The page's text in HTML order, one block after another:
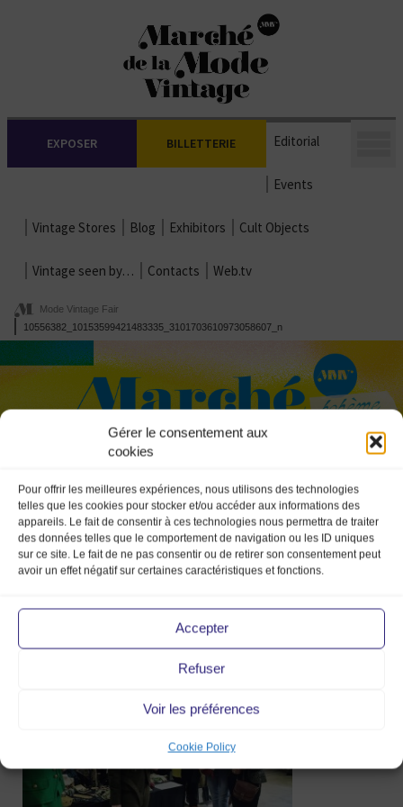
Gérer le consentement aux
cookies
Pour offrir les meilleures expériences, nous utilisons des technologies
telles que les cookies pour stocker et/ou accéder aux informations des
appareils. Le fait de consentir à ces technologies nous permettra de traiter
des données telles que le comportement de navigation ou les ID uniques
sur ce site. Le fait de ne pas consentir ou de retirer son consentement peut
avoir un effet négatif sur certaines caractéristiques et fonctions.
Accepter
Refuser
Voir les préférences
Cookie Policy
EXPOSER BILLETTERIE Editorial
Events
Vintage Stores Blog Exhibitors Cult Objects
Vintage seen by… Contacts Web.tv
Mode Vintage Fair
10556382_10153599421483335_3101703610973058607_n